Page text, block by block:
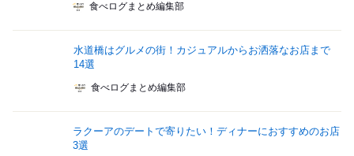
食べログまとめ編集部
水道橋はグルメの街！カジュアルからお洒落なお店まで
14選
食べログまとめ編集部
ラクーアのデートで寄りたい！ディナーにおすすめのお店
3選